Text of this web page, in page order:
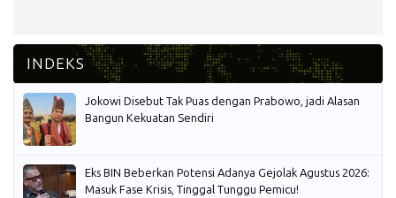
Jokowi Disebut Tak Puas dengan Prabowo, jadi Alasan
Bangun Kekuatan Sendiri
Eks BIN Beberkan Potensi Adanya Gejolak Agustus 2026:
Masuk Fase Krisis, Tinggal Tunggu Pemicu!